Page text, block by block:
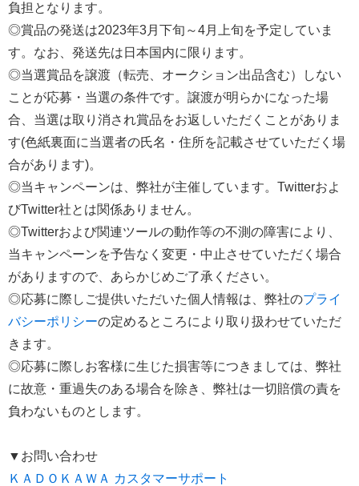
負担となります。
◎賞品の発送は2023年3月下旬～4月上旬を予定していま
す。なお、発送先は日本国内に限ります。
◎当選賞品を譲渡（転売、オークション出品含む）しない
ことが応募・当選の条件です。譲渡が明らかになった場
合、当選は取り消され賞品をお返しいただくことがありま
す(色紙裏面に当選者の氏名・住所を記載させていただく場
合があります)。
◎当キャンペーンは、弊社が主催しています。Twitterおよ
びTwitter社とは関係ありません。
◎Twitterおよび関連ツールの動作等の不測の障害により、
当キャンペーンを予告なく変更・中止させていただく場合
がありますので、あらかじめご了承ください。
◎応募に際しご提供いただいた個人情報は、弊社のプライ
バシーポリシーの定めるところにより取り扱わせていただ
きます。
◎応募に際しお客様に生じた損害等につきましては、弊社
に故意・重過失のある場合を除き、弊社は一切賠償の責を
負わないものとします。
▼お問い合わせ
ＫＡＤＯＫＡＷＡ カスタマーサポート